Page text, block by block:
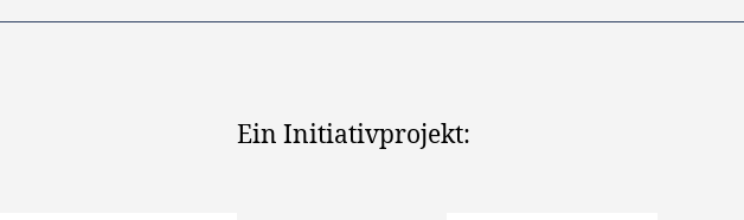
Ein Initiativprojekt: